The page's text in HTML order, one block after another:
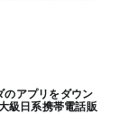
のアプリをダウン
級日系携帯電話販